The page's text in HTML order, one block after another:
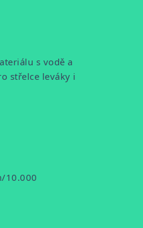
s vodě a
střelce leváky i
10.000